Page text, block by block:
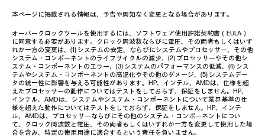
本ページに掲載される情報は、予告や周知なく変更となる場合があります。
オーバークロックツールを使用するには、ソフトウェア使用許諾契約書（EULA）
に同意する必要があります。クロック周波数ならびに電圧、その両者もしくはいず
れか一方の変更は、(1) システムの安定、ならびにシステムやプロセッサー、その他
システム・コンポーネントのライフサイクルの減少、(2) プロセッサーやその他シ
ステム・コンポーネントのエラー、(3) システムのパフォーマンスの低減、(4) シス
テムやシステム・コンポーネントの高温化やその他のダメージ、(5) システムデー
タの統一性に影響を与える可能性があります。HP、インテル、AMDは、仕様を超
えたプロセッサーの動作についてはテストをしておらず、保証をしません。HP、
インテル、AMDは、システムやシステム・コンポーネントについて業界基準の仕
様を超えた動作についてはテストをしておらず、保証をしません。HP、インテ
ル、AMDは、プロセッサーならびにその他のシステム・コンポーネントについ
て、クロック周波数と電圧、その両者もしくはいずれか一方を変更して使用した場
合を含み、特定の使用用途に適合するという責任を負いません。